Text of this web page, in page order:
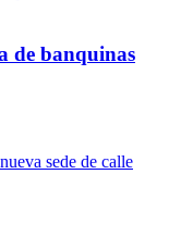
de banquinas